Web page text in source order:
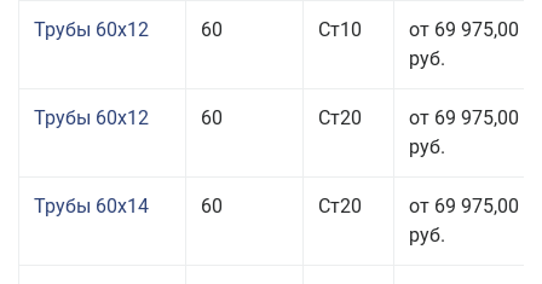
Трубы 60x12 60 Ст10
от 69 975,00
руб.
Трубы 60x12 60 Ст20
от 69 975,00
руб.
Трубы 60x14 60 Ст20
от 69 975,00
руб.